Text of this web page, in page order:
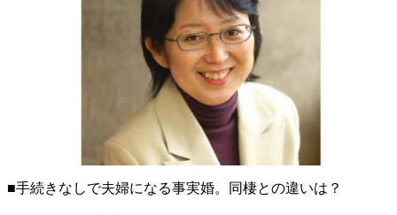
■手続きなしで夫婦になる事実婚。同棲との違いは？